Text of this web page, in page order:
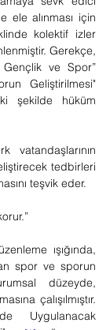
ele alınması için
kolektif izler
Gerekçe,
Gençlik ve Spor”
Geliştirilmesi"
şekilde hüküm
vatandaşlarının
tedbirleri
teşvik eder.
ışığında,
spor ve sporun
düzeyde,
çalışılmıştır.
Uygulanacak